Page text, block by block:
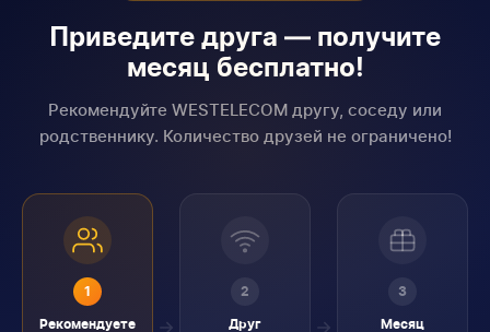
Приведите друга — получите
месяц бесплатно!
Рекомендуйте WESTELECOM другу, соседу или
родственнику. Количество друзей не ограничено!
1
Рекомендуете
2
Друг
3
Месяц